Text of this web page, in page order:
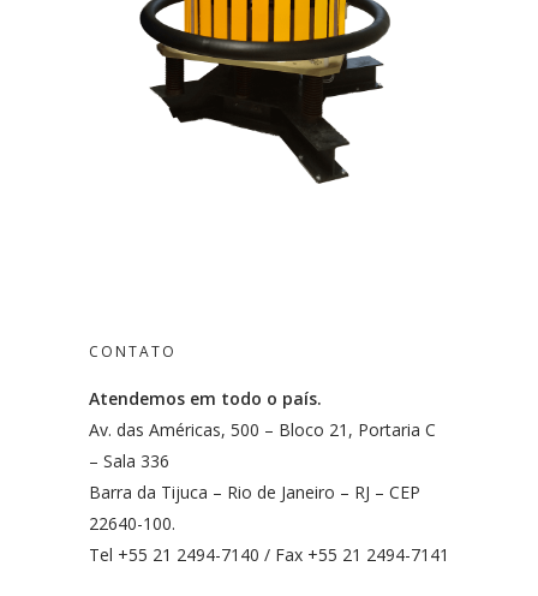
CONTATO
Atendemos em todo o país.
Av. das Américas, 500 – Bloco 21, Portaria C
– Sala 336
Barra da Tijuca – Rio de Janeiro – RJ – CEP
22640-100.
Tel +55 21 2494-7140 / Fax +55 21 2494-7141